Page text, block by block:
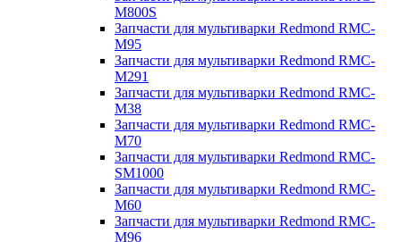
M800S
Запчасти для мультиварки Redmond RMC-
M95
Запчасти для мультиварки Redmond RMC-
M291
Запчасти для мультиварки Redmond RMC-
M38
Запчасти для мультиварки Redmond RMC-
M70
Запчасти для мультиварки Redmond RMC-
SM1000
Запчасти для мультиварки Redmond RMC-
M60
Запчасти для мультиварки Redmond RMC-
M96